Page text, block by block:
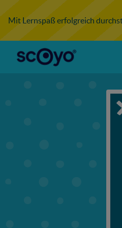
Mit Lernspaß erfolgreich